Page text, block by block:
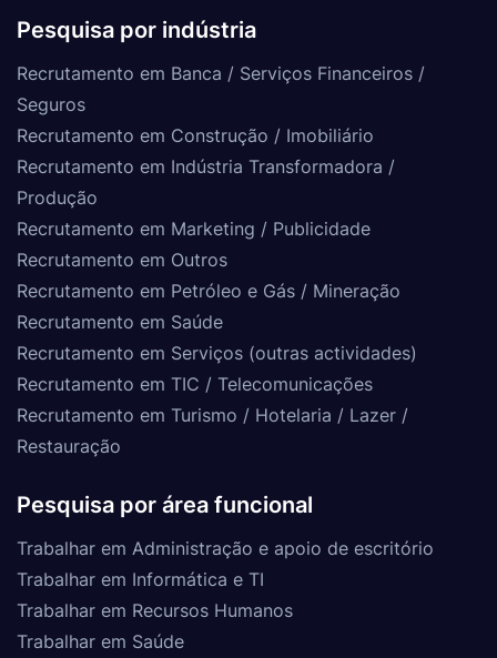
Pesquisa por indústria
Recrutamento em Banca / Serviços Financeiros /
Seguros
Recrutamento em Construção / Imobiliário
Recrutamento em Indústria Transformadora /
Produção
Recrutamento em Marketing / Publicidade
Recrutamento em Outros
Recrutamento em Petróleo e Gás / Mineração
Recrutamento em Saúde
Recrutamento em Serviços (outras actividades)
Recrutamento em TIC / Telecomunicações
Recrutamento em Turismo / Hotelaria / Lazer /
Restauração
Pesquisa por área funcional
Trabalhar em Administração e apoio de escritório
Trabalhar em Informática e TI
Trabalhar em Recursos Humanos
Trabalhar em Saúde